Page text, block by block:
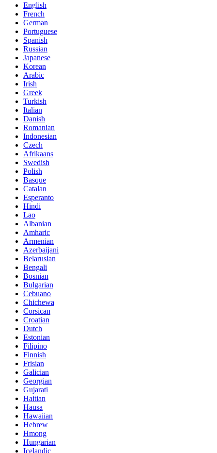
English
French
German
Portuguese
Spanish
Russian
Japanese
Korean
Arabic
Irish
Greek
Turkish
Italian
Danish
Romanian
Indonesian
Czech
Afrikaans
Swedish
Polish
Basque
Catalan
Esperanto
Hindi
Lao
Albanian
Amharic
Armenian
Azerbaijani
Belarusian
Bengali
Bosnian
Bulgarian
Cebuano
Chichewa
Corsican
Croatian
Dutch
Estonian
Filipino
Finnish
Frisian
Galician
Georgian
Gujarati
Haitian
Hausa
Hawaiian
Hebrew
Hmong
Hungarian
Icelandic